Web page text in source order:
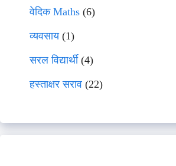
वेदिक Maths (6)
व्यवसाय(1)
सरल विद्यार्थी(4)
हस्ताक्षर सराव (22)